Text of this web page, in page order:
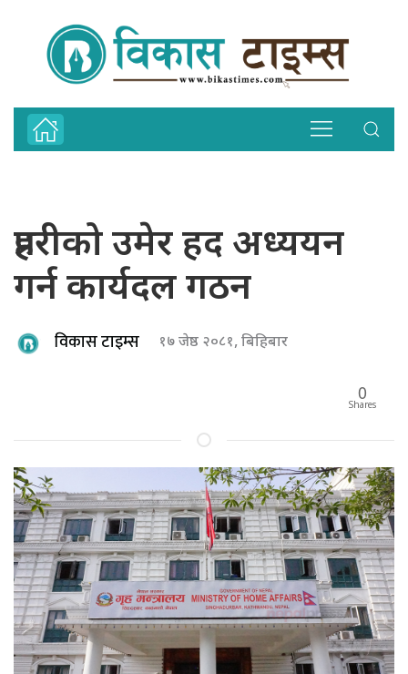
प्रहरीको उमेर हद अध्ययन
गर्न कार्यदल गठन
विकास टाइम्स १७ जेष्ठ २०८१, बिहिबार
0
Shares